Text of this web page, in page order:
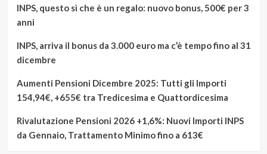
INPS, questo sì che è un regalo: nuovo bonus, 500€ per 3
anni
INPS, arriva il bonus da 3.000 euro ma c’è tempo fino al 31
dicembre
Aumenti Pensioni Dicembre 2025: Tutti gli Importi
154,94€, +655€ tra Tredicesima e Quattordicesima
Rivalutazione Pensioni 2026 +1,6%: Nuovi Importi INPS
da Gennaio, Trattamento Minimo fino a 613€